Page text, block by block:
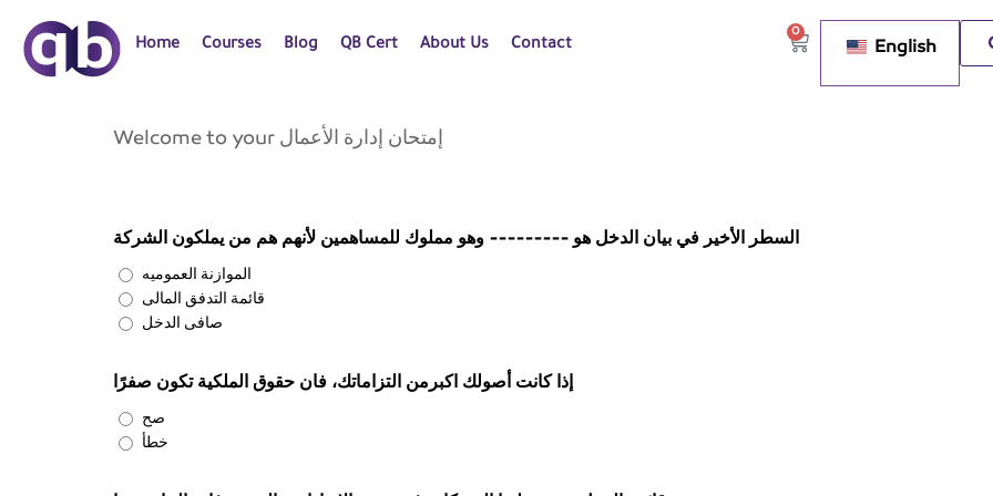
Home Courses Blog QB Cert About Us Contact
0
English
Welcome to your إمتحان إدارة الأعمال
السطر الأخير في بيان الدخل هو --------- وهو مملوك للمساهمين لأنهم هم من يملكون الشركة
الموازنة العموميه
قائمة التدفق المالى
صافى الدخل
إذا كانت أصولك اكبرمن التزاماتك، فان حقوق الملكية تكون صفرًا
صح
خطأ